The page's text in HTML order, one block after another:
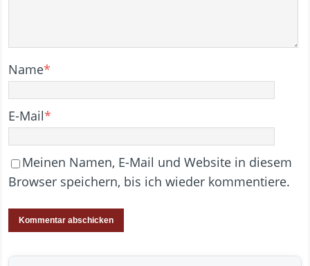
Name*
E-Mail*
Meinen Namen, E-Mail und Website in diesem
Browser speichern, bis ich wieder kommentiere.